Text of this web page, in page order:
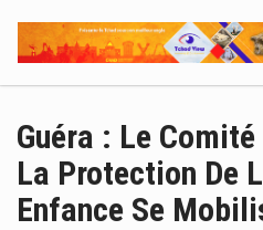
Guéra : Le
La Protection De
Enfance Se